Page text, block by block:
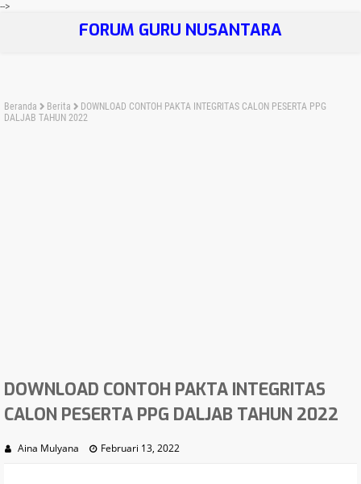
-->
FORUM GURU NUSANTARA
Beranda Berita
DOWNLOAD CONTOH PAKTA INTEGRITAS CALON PESERTA PPG
DALJAB TAHUN 2022
DOWNLOAD CONTOH PAKTA INTEGRITAS
CALON PESERTA PPG DALJAB TAHUN 2022
Aina Mulyana Februari 13, 2022